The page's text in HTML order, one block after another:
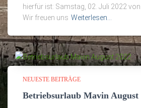
hierfür ist: Samstag, 02. Juli 2022
Wir freuen uns Weiterlesen…
NEUESTE BEITRÄGE
Betriebsurlaub Mavin August